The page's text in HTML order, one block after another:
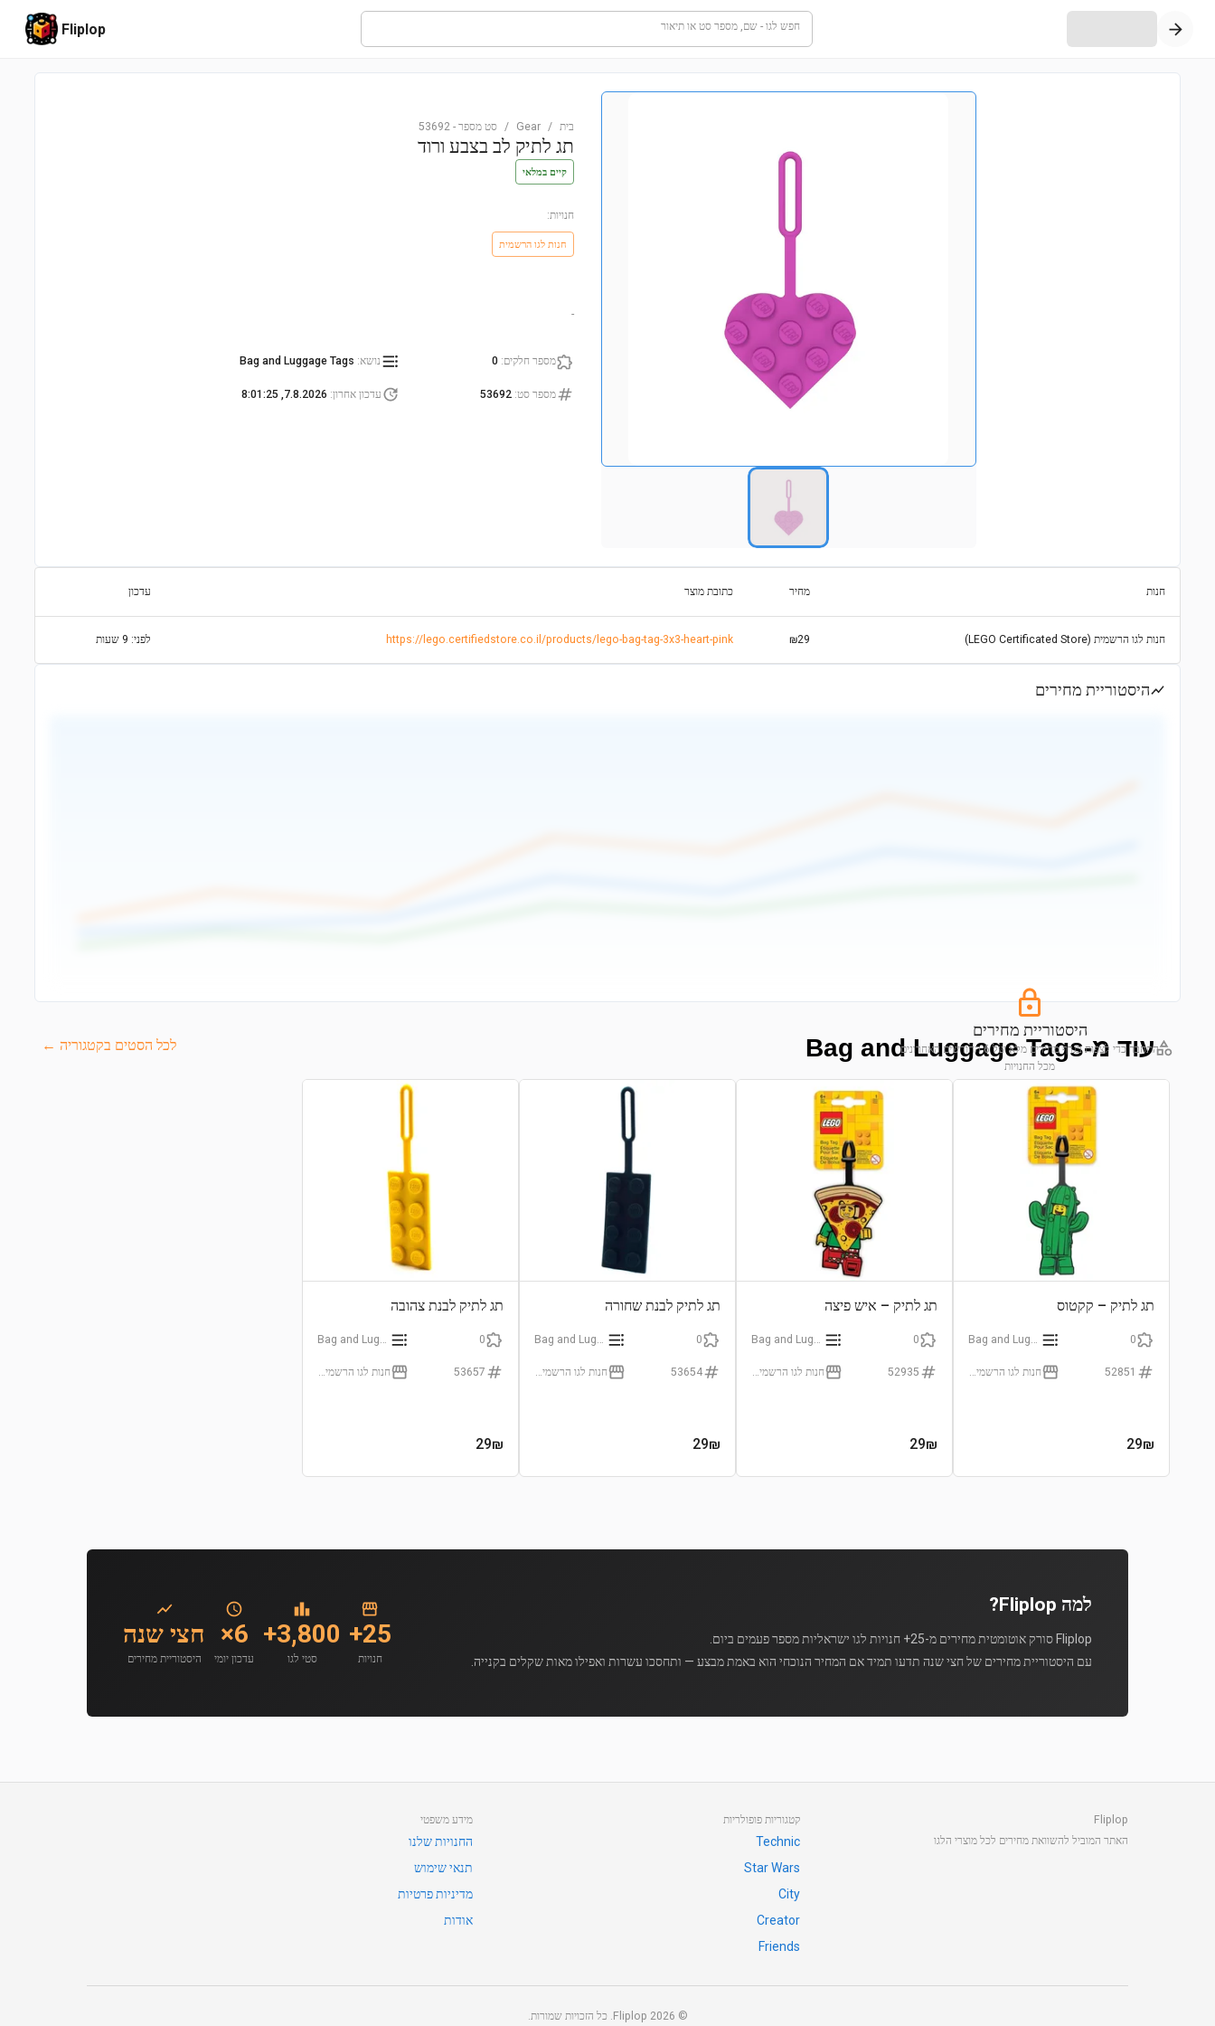
חפש לגו - שם, מספר סט או תיאור Fliplop
בית /
Gear
/ סט מספר -
53692
תג לתיק לב בצבע ורוד
קיים במלאי
חנויות:
חנות לגו הרשמית
-
מספר חלקים:
0 נושא:
Bag and Luggage Tags
מספר סט:
53692 עדכון אחרון:
7.8.2026, 8:01:25
חנות מחיר כתובת מוצר עדכון
חנות לגו הרשמית (LEGO Certificated Store) ₪29
https://lego.certifiedstore.co.il/products/lego-bag-tag-3x3-heart-pink לפני: 9 שעות
היסטוריית מחירים
היסטוריית מחירים
התחבר כדי לצפות בגרף מחירים מלא של 6 החודשים האחרונים
מכל החנויות
התחבר לצפייה בגרף
עוד מ-Bag and Luggage Tags לכל הסטים בקטגוריה ←
תג לתיק – קקטוס
0
52851
29₪
תג לתיק – איש פיצה
0
52935
29₪
תג לתיק לבנת שחורה
0
53654
29₪
תג לתיק לבנת צהובה
0
53657
29₪
למה Fliplop?
Fliplop סורק אוטומטית מחירים מ-25+ חנויות לגו ישראליות מספר פעמים ביום.
עם היסטוריית מחירים של חצי שנה תדעו תמיד אם המחיר הנוכחי הוא באמת מבצע — ותחסכו עשרות ואפילו מאות שקלים בקנייה.
25+
חנויות
3,800+
סטי לגו
6×
עדכון יומי
חצי שנה
היסטוריית מחירים
Fliplop
האתר המוביל להשוואת מחירים לכל מוצרי הלגו
קטגוריות פופולריות
Technic
Star Wars
City
Creator
Friends
מידע משפטי
החנויות שלנו
תנאי שימוש
מדיניות פרטיות
אודות
©
2026